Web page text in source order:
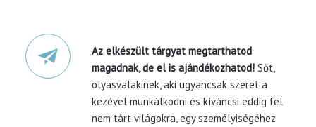
Az elkészült tárgyat megtarthatod
magadnak, de el is ajándékozhatod! Sőt,
olyasvalakinek, aki ugyancsak szeret a
kezével munkálkodni és kíváncsi eddig fel
nem tárt világokra, egy személyiségéhez